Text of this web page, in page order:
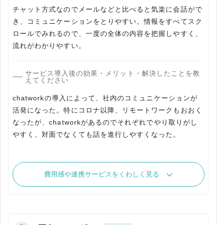
チャット方式なのでメールなどと比べると気楽に会話がで
き、コミュニケーションをとりやすい。情報をすべてスク
ロールでみれるので、一度の全体の内容を把握しやすく、
サービス導入後の効果・メリット・解決したことを教
えてください
chatworkの導入によって、社内のコミュニケーションが
活発になった。特にコロナ以降、リモートワークもおおく
なったが、chatworkがあるのでそれぞれでやり取りがし
やすく、対面でなくても話を進行しやすくなった。
費用感や連携サービスをくわしく見る